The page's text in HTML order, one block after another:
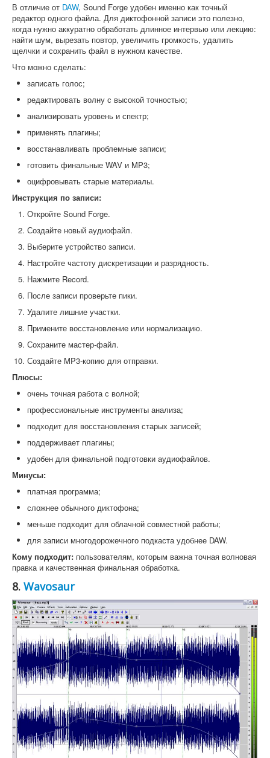
В отличие от DAW, Sound Forge удобен именно как точный
редактор одного файла. Для диктофонной записи это полезно,
когда нужно аккуратно обработать длинное интервью или лекцию:
найти шум, вырезать повтор, увеличить громкость, удалить
щелчки и сохранить файл в нужном качестве.
Что можно сделать:
записать голос;
редактировать волну с высокой точностью;
анализировать уровень и спектр;
применять плагины;
восстанавливать проблемные записи;
готовить финальные WAV и MP3;
оцифровывать старые материалы.
Инструкция по записи:
Откройте Sound Forge.
Создайте новый аудиофайл.
Выберите устройство записи.
Настройте частоту дискретизации и разрядность.
Нажмите Record.
После записи проверьте пики.
Удалите лишние участки.
Примените восстановление или нормализацию.
Сохраните мастер-файл.
Создайте MP3-копию для отправки.
Плюсы:
очень точная работа с волной;
профессиональные инструменты анализа;
подходит для восстановления старых записей;
поддерживает плагины;
удобен для финальной подготовки аудиофайлов.
Минусы:
платная программа;
сложнее обычного диктофона;
меньше подходит для облачной совместной работы;
для записи многодорожечного подкаста удобнее DAW.
Кому подходит: пользователям, которым важна точная волновая
правка и качественная финальная обработка.
8. Wavosaur